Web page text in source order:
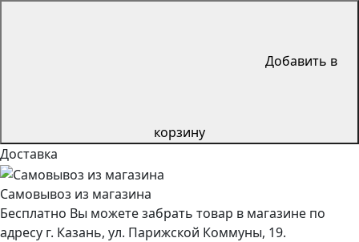
Добавить в
корзину
Доставка
Самовывоз из магазина
Бесплатно Вы можете забрать товар в магазине по
адресу г. Казань, ул. Парижской Коммуны, 19.